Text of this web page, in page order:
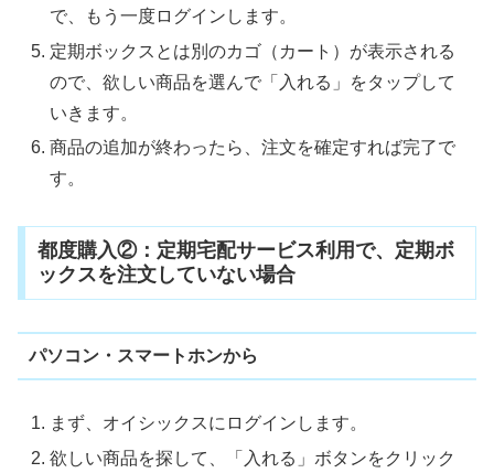
で、もう一度ログインします。
定期ボックスとは別のカゴ（カート）が表示される
ので、欲しい商品を選んで「入れる」をタップして
いきます。
商品の追加が終わったら、注文を確定すれば完了で
す。
都度購入②：定期宅配サービス利用で、定期ボ
ックスを注文していない場合
パソコン・スマートホンから
まず、オイシックスにログインします。
欲しい商品を探して、「入れる」ボタンをクリック